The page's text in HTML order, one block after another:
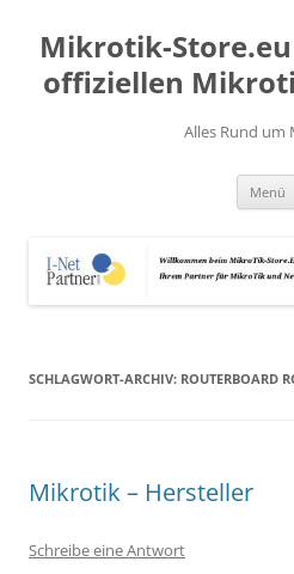
springen
Mikrotik-Store.eu
offiziellen
Alles Rund um
Menü
SCHLAGWORT-ARCHIV: ROUTERBOARD
Mikrotik – Hersteller
Schreibe eine Antwort